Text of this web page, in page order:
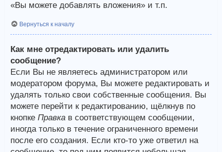
«Вы можете добавлять вложения» и т.п.
Вернуться к началу
Как мне отредактировать или удалить
сообщение?
Если Вы не являетесь администратором или
модератором форума, Вы можете редактировать и
удалять только свои собственные сообщения. Вы
можете перейти к редактированию, щёлкнув по
кнопке Правка в соответствующем сообщении,
иногда только в течение ограниченного времени
после его создания. Если кто-то уже ответил на